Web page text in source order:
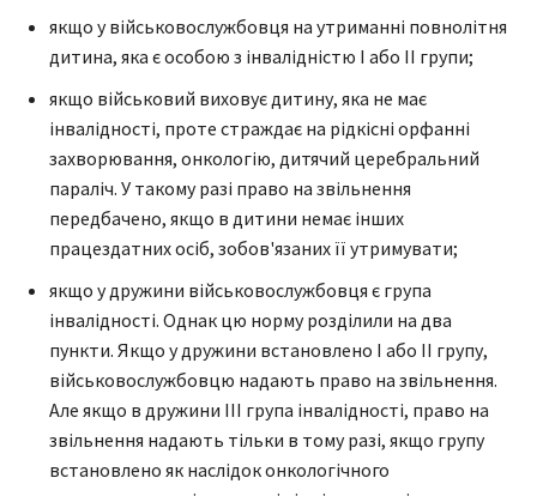
якщо у військовослужбовця на утриманні повнолітня
дитина, яка є особою з інвалідністю I або II групи;
якщо військовий виховує дитину, яка не має
інвалідності, проте страждає на рідкісні орфанні
захворювання, онкологію, дитячий церебральний
параліч. У такому разі право на звільнення
передбачено, якщо в дитини немає інших
працездатних осіб, зобов'язаних її утримувати;
якщо у дружини військовослужбовця є група
інвалідності. Однак цю норму розділили на два
пункти. Якщо у дружини встановлено І або ІІ групу,
військовослужбовцю надають право на звільнення.
Але якщо в дружини ІІІ група інвалідності, право на
звільнення надають тільки в тому разі, якщо групу
встановлено як наслідок онкологічного